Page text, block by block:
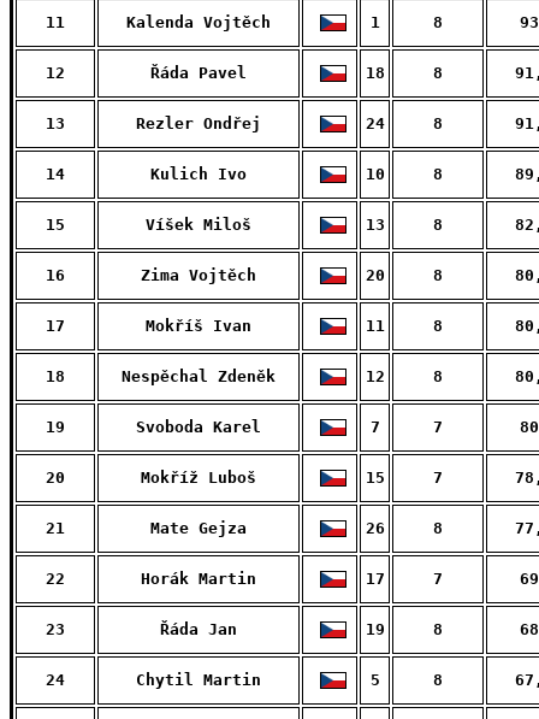
11 Kalenda Vojtěch 1 8
12 Řáda Pavel 18 8
13 Rezler Ondřej 24 8
14 Kulich Ivo 10 8
15 Víšek Miloš 13 8
16 Zima Vojtěch 20 8
17 Mokříš Ivan 11 8
18 Nespěchal Zdeněk 12 8
19 Svoboda Karel 7 7
20 Mokříž Luboš 15 7
21 Mate Gejza 26 8
22 Horák Martin 17 7
23 Řáda Jan 19 8
24 Chytil Martin 5 8